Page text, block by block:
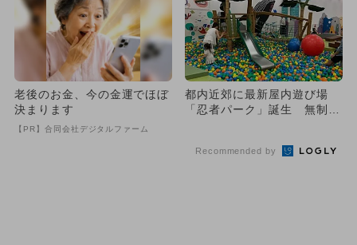
老後のお金、今の金運でほぼ
決まります
【PR】合同会社デジタルファーム
都内近郊に最新屋内遊び場
「忍者パーク」誕生 無制限
Recommended by